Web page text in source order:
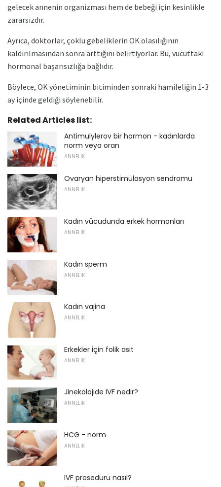
gelecek annenin organizması hem de bebeği için kesinlikle
zararsızdır.
Ayrıca, doktorlar, çoklu gebeliklerin OK olasılığının
kaldırılmasından sonra arttığını belirtiyorlar. Bu, vücuttaki
hormonal başarısızlığa bağlıdır.
Böylece, OK yönetiminin bitiminden sonraki hamileliğin 1-3
ay içinde geldiği söylenebilir.
Related Articles list:
Antimulylerov bir hormon - kadınlarda
norm veya oran
ANNELIK
Ovaryan hiperstimülasyon sendromu
ANNELIK
Kadın vücudunda erkek hormonları
ANNELIK
Kadın sperm
ANNELIK
Kadın vajina
ANNELIK
Erkekler için folik asit
ANNELIK
Jinekolojide IVF nedir?
ANNELIK
HCG - norm
ANNELIK
IVF prosedürü nasıl?